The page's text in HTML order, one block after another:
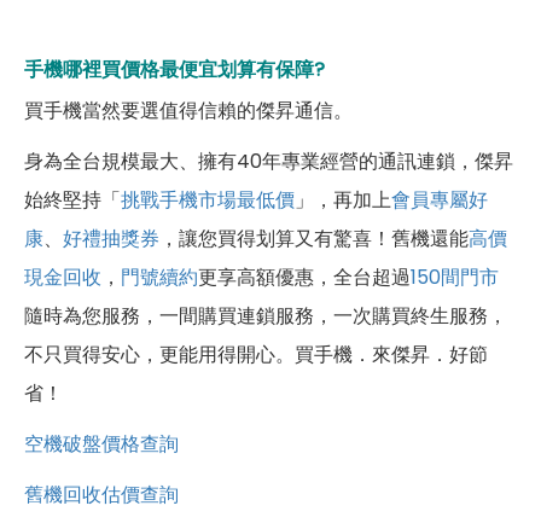
手機哪裡買價格最便宜划算有保障?
買手機當然要選值得信賴的傑昇通信。
身為全台規模最大、擁有40年專業經營的通訊連鎖，傑昇
始終堅持「挑戰手機市場最低價 」，再加上會員專屬好
康、 好禮抽獎券 ，讓您買得划算又有驚喜！舊機還能高價
現金回收 ， 門號續約更享高額優惠，全台超過150間門市
隨時為您服務，一間購買連鎖服務，一次購買終生服務，
不只買得安心，更能用得開心。買手機．來傑昇．好節
省！
空機破盤價格查詢
舊機回收估價查詢